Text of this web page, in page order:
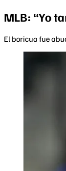
MLB: “Yo
El boricua fue